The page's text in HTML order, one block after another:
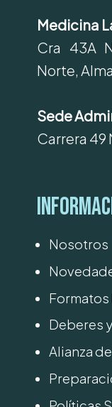
Medicina
Cra 43A
Norte,
Sede
Carrera 49
Nosotros
Deberes
Alianza